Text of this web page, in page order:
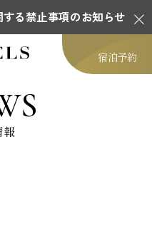
る禁止事項のお知らせ
宿泊予約
報